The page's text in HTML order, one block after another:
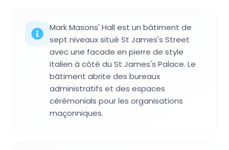
Mark Masons' Hall est un bâtiment de
sept niveaux situé St James's Street
avec une facade en pierre de style
italien à côté du St James's Palace. Le
bâtiment abrite des bureaux
administratifs et des espaces
cérémonials pour les organisations
maçonniques.